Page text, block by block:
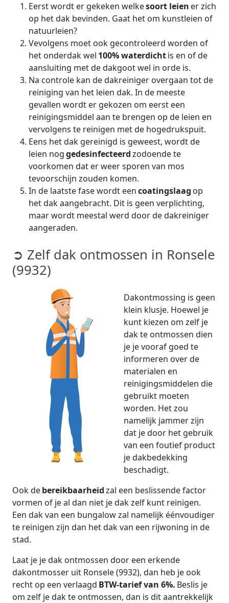
Eerst wordt er gekeken welkesoort leien er zich
op het dak bevinden. Gaat het om kunstleien of
natuurleien?
Vevolgens moet ook gecontroleerd worden of
het onderdak wel 100% waterdichtis en of de
aansluiting met de dakgoot wel in orde is.
Na controle kan de dakreiniger overgaan tot de
reiniging van het leien dak. In de meeste
gevallen wordt er gekozen om eerst een
reinigingsmiddel aan te brengen op de leien en
vervolgens te reinigen met de hogedrukspuit.
Eens het dak gereinigd is geweest, wordt de
leien noggedesinfecteerdzodoende te
voorkomen dat er weer sporen van mos
tevoorschijn zouden komen.
In de laatste fase wordt eencoatingslaag op
het dak aangebracht. Dit is geen verplichting,
maar wordt meestal werd door de dakreiniger
aangeraden.
➲ Zelf dak ontmossen in Ronsele
(9932)
Dakontmossing is geen
klein klusje. Hoewel je
kunt kiezen om zelf je
dak te ontmossen dien
je je vooraf goed te
informeren over de
materialen en
reinigingsmiddelen die
gebruikt moeten
worden. Het zou
namelijk jammer zijn
dat je door het gebruik
van een foutief product
je dakbedekking
beschadigt.
Ook debereikbaarheidzal een beslissende factor
vormen of je al dan niet je dak zelf kunt reinigen.
Een dak van een bungalow zal namelijk éénvoudiger
te reinigen zijn dan het dak van een rijwoning in de
stad.
Laat je je dak ontmossen door een erkende
dakontmosser uit Ronsele (9932), dan heb je ook
recht op een verlaagd BTW-tarief van 6%. Beslis je
om zelf je dak te ontmossen, dan is dit aantrekkelijk